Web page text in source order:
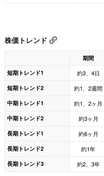
株価トレンド
期間
短期トレンド1
約3、4日
短期トレンド2 約1、2週間
中期トレンド1 約1、2ヶ月
中期トレンド2 約3ヶ月
長期トレンド1 約6ヶ月
長期トレンド2 約1年
長期トレンド3 約2、3年